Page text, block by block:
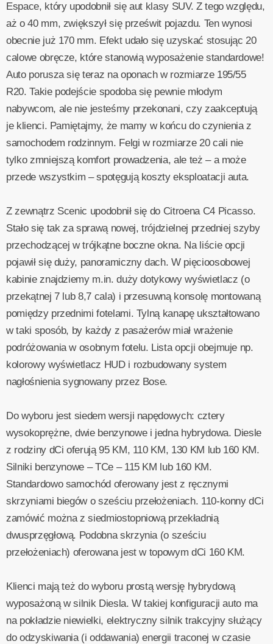
Espace, który upodobnił się aut klasy SUV. Z tego względu,
aż o 40 mm, zwiększył się prześwit pojazdu. Ten wynosi
obecnie już 170 mm. Efekt udało się uzyskać stosując 20
calowe obręcze, które stanowią wyposażenie standardowe!
Auto porusza się teraz na oponach w rozmiarze 195/55
R20. Takie podejście spodoba się pewnie młodym
nabywcom, ale nie jesteśmy przekonani, czy zaakceptują
je klienci. Pamiętajmy, że mamy w końcu do czynienia z
samochodem rodzinnym. Felgi w rozmiarze 20 cali nie
tylko zmniejszą komfort prowadzenia, ale też – a może
przede wszystkim – spotęgują koszty eksploatacji auta.
Z zewnątrz Scenic upodobnił się do Citroena C4 Picasso.
Stało się tak za sprawą nowej, trójdzielnej przedniej szyby
przechodzącej w trójkątne boczne okna. Na liście opcji
pojawił się duży, panoramiczny dach. W pięcioosobowej
kabinie znajdziemy m.in. duży dotykowy wyświetlacz (o
przekątnej 7 lub 8,7 cala) i przesuwną konsolę montowaną
pomiędzy przednimi fotelami. Tylną kanapę ukształtowano
w taki sposób, by każdy z pasażerów miał wrażenie
podróżowania w osobnym fotelu. Lista opcji obejmuje np.
kolorowy wyświetlacz HUD i rozbudowany system
nagłośnienia sygnowany przez Bose.
Do wyboru jest siedem wersji napędowych: cztery
wysokoprężne, dwie benzynowe i jedna hybrydowa. Diesle
z rodziny dCi oferują 95 KM, 110 KM, 130 KM lub 160 KM.
Silniki benzynowe – TCe – 115 KM lub 160 KM.
Standardowo samochód oferowany jest z ręcznymi
skrzyniami biegów o sześciu przełożeniach. 110-konny dCi
zamówić można z siedmiostopniową przekładnią
dwusprzęgłową. Podobna skrzynia (o sześciu
przełożeniach) oferowana jest w topowym dCi 160 KM.
Klienci mają też do wyboru prostą wersję hybrydową
wyposażoną w silnik Diesla. W takiej konfiguracji auto ma
na pokładzie niewielki, elektryczny silnik trakcyjny służący
do odzyskiwania (i oddawania) energii traconej w czasie